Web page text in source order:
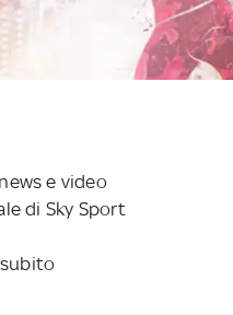
e video
di Sky Sport